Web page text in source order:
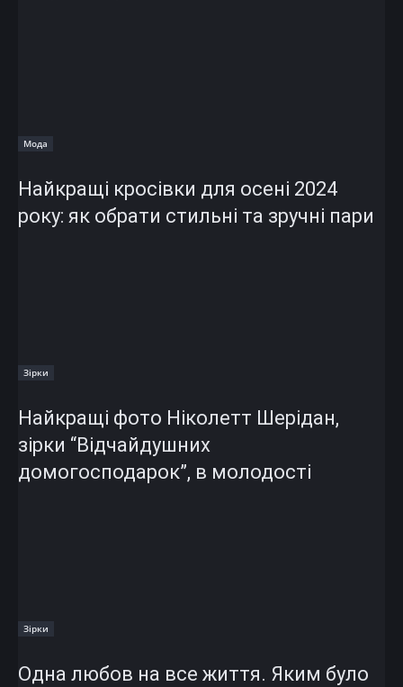
Мода
Найкращі кросівки для осені 2024
року: як обрати стильні та зручні пари
Зірки
Найкращі фото Ніколетт Шерідан,
зірки “Відчайдушних
домогосподарок”, в молодості
Зірки
Одна любов на все життя. Яким було